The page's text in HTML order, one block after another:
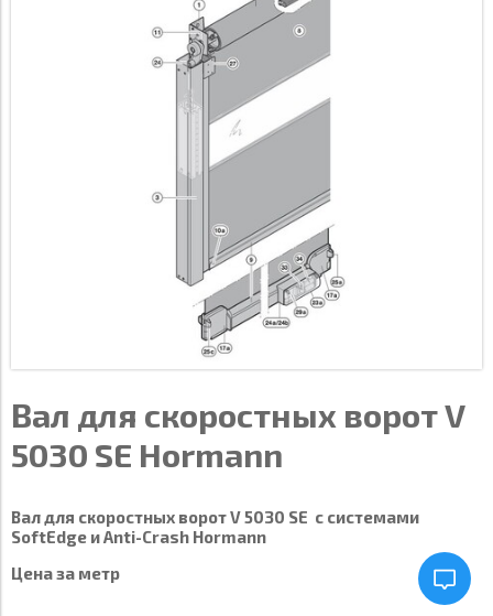
Вал для скоростных ворот V
5030 SE Hormann
Вал для скоростных ворот V 5030 SE с системами
SoftEdge и Anti-Crash Hormann
Цена за метр